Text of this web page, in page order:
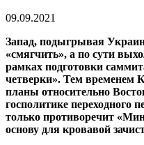
09.09.2021
Запад, подыгрывая
«смягчить», а по сути
рамках подготовки
четверки». Тем временем
планы относительно
госполитике переходного
только противоречит
основу для кровавой